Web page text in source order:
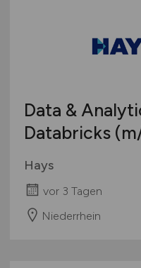
Data &
Databricks
Hays
vor 3 Tagen
Niederrhein